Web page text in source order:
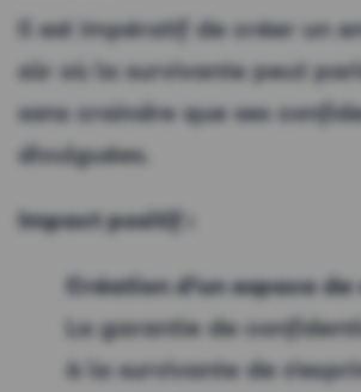
Il est impératif de créer un
sûr où la survivante peut
sans craindre que ses
divulguées.
Impact positif :
Création d’un espace de
La garantie de
à la survivante de